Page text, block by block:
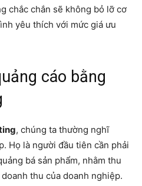
chắc chắn sẽ không bỏ lỡ cơ
yêu thích với mức giá ưu
cáo bằng
, chúng ta thường nghĩ
Họ là người đầu tiên cần phải
bá sản phẩm, nhằm thu
thu của doanh nghiệp.